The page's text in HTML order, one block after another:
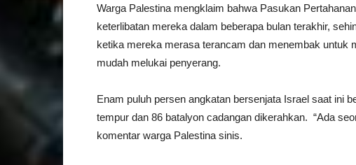
Warga Palestina mengklaim bahwa Pasukan
keterlibatan mereka dalam beberapa bulan terakhir,
ketika mereka merasa terancam dan menembak untuk
mudah melukai penyerang.
Enam puluh persen angkatan bersenjata Israel saat ini
tempur dan 86 batalyon cadangan dikerahkan. “Ada
komentar warga Palestina sinis.